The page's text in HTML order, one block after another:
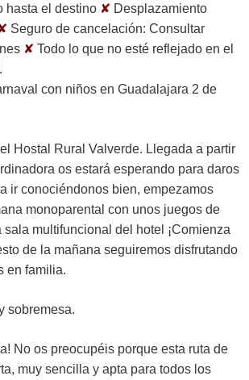
hasta el destino ✘ Desplazamiento
Seguro de cancelación: Consultar
✘ Todo lo que no esté reflejado en el
2 de
Hostal Rural Valverde. Llegada a partir
os estará esperando para daros
ir conociéndonos bien, empezamos
monoparental con unos juegos de
sala multifuncional del hotel ¡Comienza
de la mañana seguiremos disfrutando
en familia.
sobremesa.
No os preocupéis porque esta ruta de
muy sencilla y apta para todos los